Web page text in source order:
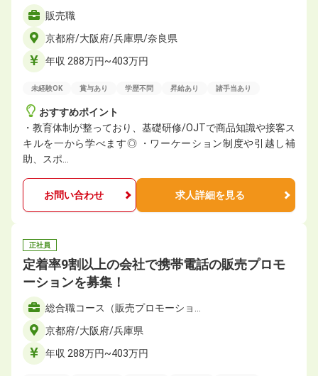
販売職
京都府/大阪府/兵庫県/奈良県
年収 288万円~403万円
未経験OK 賞与あり 学歴不問 昇給あり 諸手当あり
おすすめポイント
・教育体制が整っており、基礎研修/OJTで商品知識や接客ス
キルを一から学べます◎ ・ワーケーション制度や引越し補
助、スポ…
お問い合わせ 求人詳細を見る
正社員
定着率9割以上の会社で携帯電話の販売プロモ
ーションを募集！
総合職コース（販売プロモーショ…
京都府/大阪府/兵庫県
年収 288万円~403万円